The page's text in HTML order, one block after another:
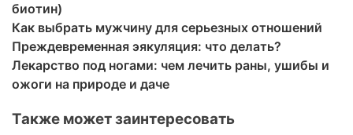
биотин)
Как выбрать мужчину для серьезных отношений
Преждевременная эякуляция: что делать?
Лекарство под ногами: чем лечить раны, ушибы и
ожоги на природе и даче
Также может заинтересовать